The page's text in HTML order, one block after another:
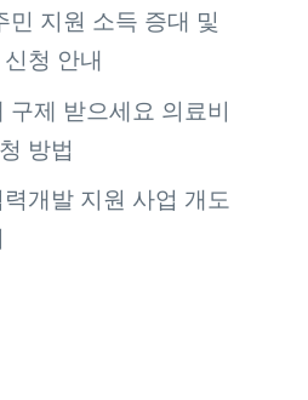
민 지원 소득 증대 및
청 안내
구제 받으세요 의료비
방법
개발 지원 사업 개도